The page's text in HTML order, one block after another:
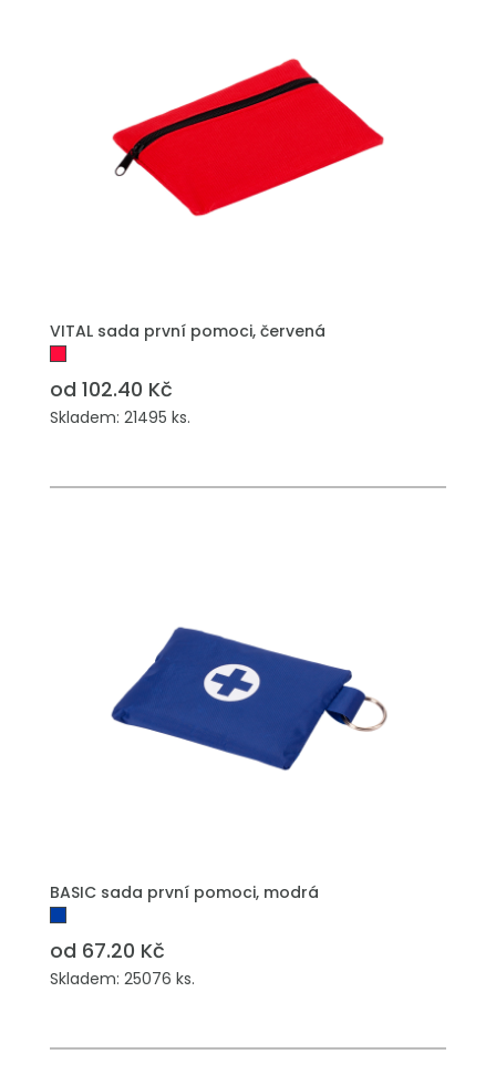
VITAL sada první pomoci, červená
od 102.40 Kč
Skladem: 21495 ks.
BASIC sada první pomoci, modrá
od 67.20 Kč
Skladem: 25076 ks.